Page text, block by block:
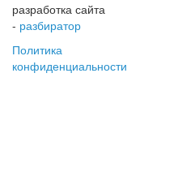
разработка сайта
- разбиратор
Политика
конфиденциальности